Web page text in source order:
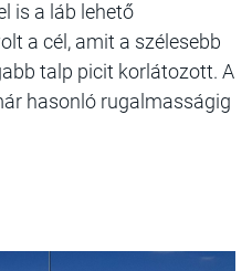
is a láb lehető
a cél, amit a szélesebb
talp picit korlátozott. A
hasonló rugalmasságig